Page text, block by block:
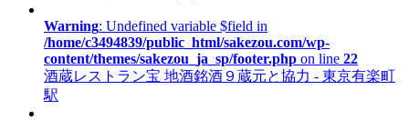
Warning: Undefined variable $field in
/home/c3494839/public_html/sakezou.com/wp-
content/themes/sakezou_ja_sp/footer.php on line 22
酒蔵レストラン宝 地酒銘酒９蔵元と協力 - 東京有楽町
駅